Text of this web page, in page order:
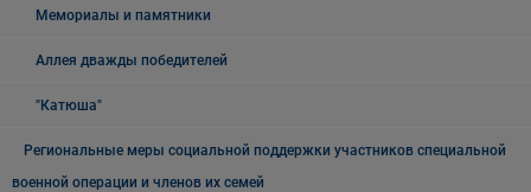
Мемориалы и памятники
Аллея дважды победителей
"Катюша"
Региональные меры социальной поддержки участников специальной
военной операции и членов их семей